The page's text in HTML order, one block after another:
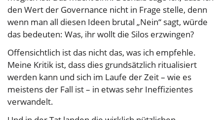
den Wert der Governance nicht in Frage stelle, denn
wenn man all diesen Ideen brutal „Nein“ sagt, würde
das bedeuten: Was, ihr wollt die Silos erzwingen?
Offensichtlich ist das nicht das, was ich empfehle.
Meine Kritik ist, dass dies grundsätzlich ritualisiert
werden kann und sich im Laufe der Zeit – wie es
meistens der Fall ist – in etwas sehr Ineffizientes
verwandelt.